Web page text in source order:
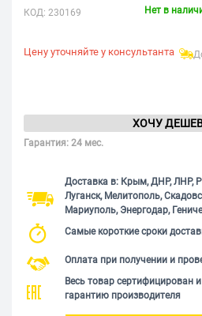
КОД: 230169 Нет в
Цену уточняйте у консультанта
ХОЧУ
Гарантия: 24 мес.
Доставка в: Крым, ДНР, ЛНР,
Луганск, Мелитополь,
Мариуполь, Энергодар,
Самые короткие сроки
Оплата при получении и
Весь товар сертифицирован
гарантию производителя